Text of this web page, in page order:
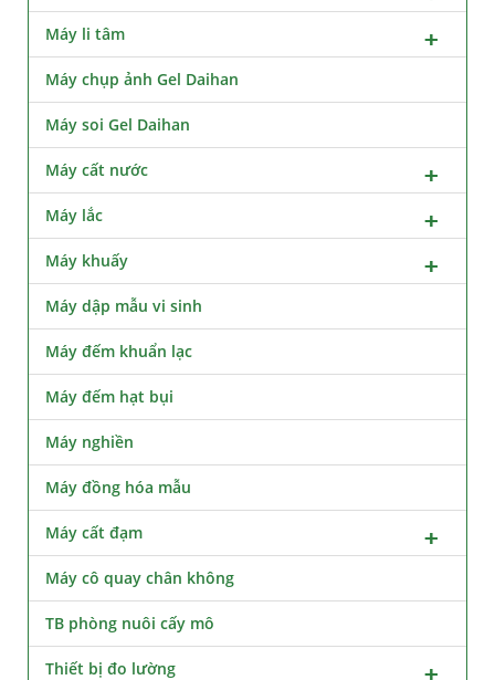
Máy li tâm
Máy chụp ảnh Gel Daihan
Máy soi Gel Daihan
Máy cất nước
Máy lắc
Máy khuấy
Máy dập mẫu vi sinh
Máy đếm khuẩn lạc
Máy đếm hạt bụi
Máy nghiền
Máy đồng hóa mẫu
Máy cất đạm
Máy cô quay chân không
TB phòng nuôi cấy mô
Thiết bị đo lường